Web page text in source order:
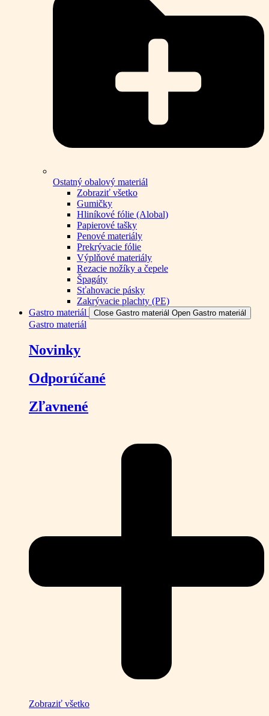
Ostatný obalový materiál
Zobraziť všetko
Gumičky
Hliníkové fólie (Alobal)
Papierové tašky
Penové materiály
Prekrývacie fólie
Výplňové materiály
Rezacie nožíky a čepele
Špagáty
Sťahovacie pásky
Zakrývacie plachty (PE)
Gastro materiál
Close Gastro materiál Open Gastro materiál
Gastro materiál
Novinky
Odporúčané
Zľavnené
Zobraziť všetko